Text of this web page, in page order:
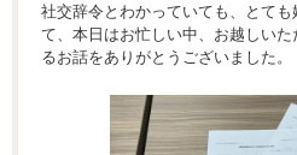
社交辞令とわかっていても、とて
て、本日はお忙しい中、お越しい
るお話をありがとうございました。